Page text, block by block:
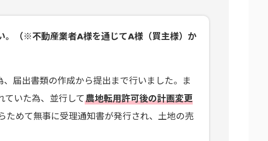
。（※不動産業者A様を通じてA様（買主様）か
、届出書類の作成から提出まで行いました。ま
ていた為、並行して農地転用許可後の計画変更
ためて無事に受理通知書が発行され、土地の売